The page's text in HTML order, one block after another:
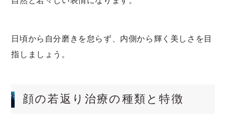
日頃から自分磨きを怠らず、内側から輝く美しさを目
指しましょう。
顔の若返り治療の種類と特徴